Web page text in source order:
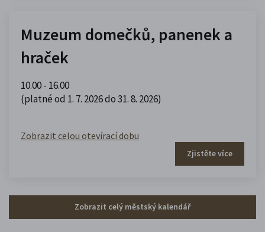
Muzeum domečků, panenek a
hraček
10.00 - 16.00
(platné od 1. 7. 2026 do 31. 8. 2026)
Zobrazit celou otevírací dobu
Zjistěte více
Zobrazit celý městský kalendář